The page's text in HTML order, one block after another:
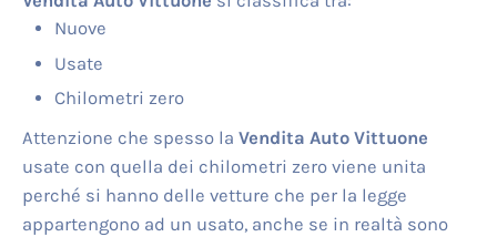
Nuove
Usate
Chilometri zero
Attenzione che spesso la Vendita Auto Vittuone
usate con quella dei chilometri zero viene unita
perché si hanno delle vetture che per la legge
appartengono ad un usato, anche se in realtà sono